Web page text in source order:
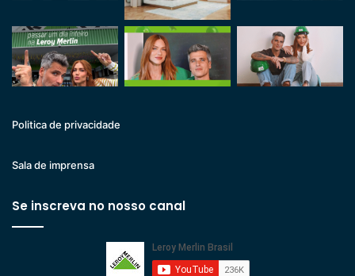
Politica de privacidade
Sala de imprensa
Se inscreva no nosso canal